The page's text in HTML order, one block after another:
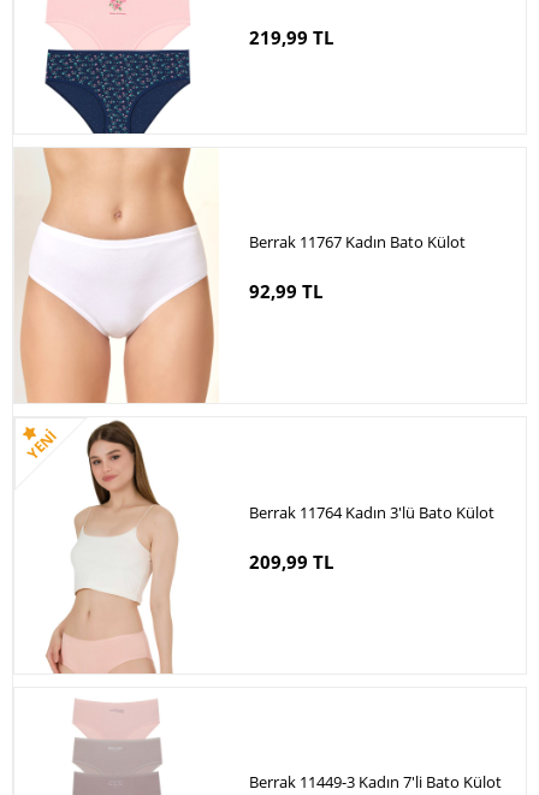
219,99 TL
Berrak 11767 Kadın Bato Külot
92,99 TL
Berrak 11764 Kadın 3'lü Bato Külot
209,99 TL
Berrak 11449-3 Kadın 7'li Bato Külot